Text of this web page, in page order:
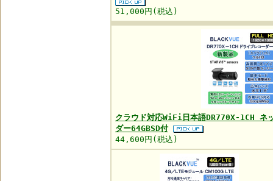
51,000円(税込)
クラウド対応WiFi日本語DR770X-1CH ネ
ダー64GBSD付
44,600円(税込)